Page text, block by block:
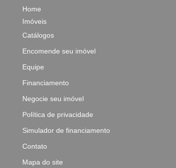
Home
Imóveis
Catálogos
Encomende seu imóvel
Equipe
Financiamento
Negocie seu imóvel
Política de privacidade
Simulador de financiamento
Contato
Mapa do site